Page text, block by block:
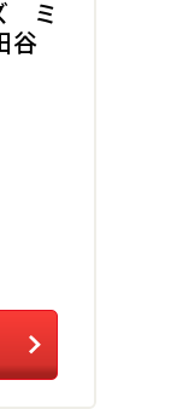
ミ
谷